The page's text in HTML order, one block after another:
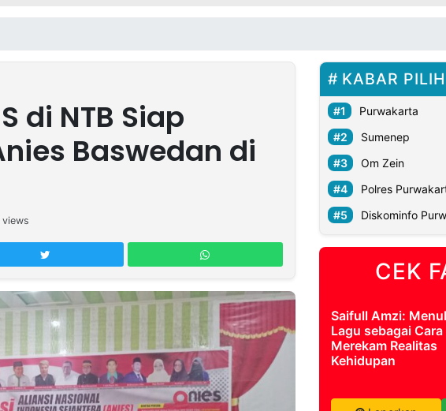
di NTB Siap
Baswedan di
views
KABAR
Purwakarta
Sumenep
Om Zein
Polres
Diskominfo
CEK
Saifull Amzi:
Lagu sebagai Cara
Merekam Realitas
Kehidupan